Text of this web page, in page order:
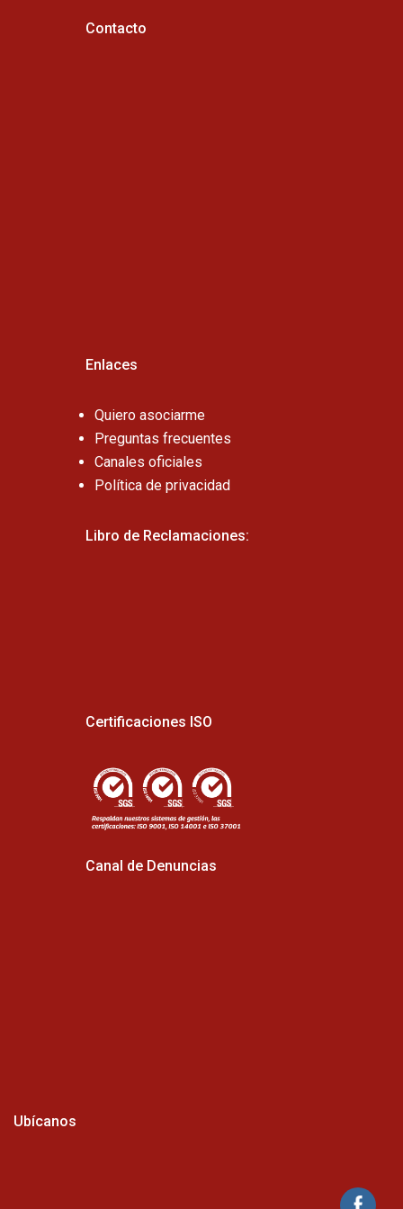
Contacto
Enlaces
Quiero asociarme
Preguntas frecuentes
Canales oficiales
Política de privacidad
Libro de Reclamaciones:
Certificaciones ISO
Canal de Denuncias
Ubícanos